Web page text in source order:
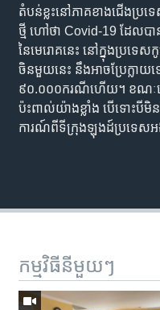
តំបន់​ខ្លះ​នៅ​ភាគ​ខាង​ជើង​ប្រទ
ថ្មី​ ហៅ​ថា Covid-19 ដែល​បា
នៃ​មេរោគ​នេះ​ ​នៅ​​ក្នុង​ប្រទេ
ចិន​មួយ​នេះ នឹង​អាច​ប្រែក្លា
៩០.០០០​ករណី​ហើយ។ ខណៈ​នេះ
ប៉ះពាល់​យ៉ាង​ខ្លាំង បើ​ទោះ​បី​មិ
ការណ៍​ពី​ទី​ក្រុង​ឡុងដ៍​ប្រទេស​
កម្មវិធី​នីមួយៗ